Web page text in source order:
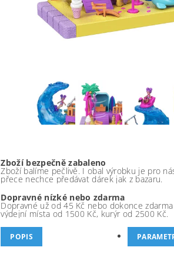
Zboží bezpečně zabaleno
Zboží balíme pečlivě. I obal výrobku je pro
přece nechce předávat dárek jak z bazaru.
Dopravné nízké nebo zdarma
Dopravné už od 45 Kč nebo dokonce
výdejní místa od 1500 Kč, kurýr od 2500 Kč.
POPIS